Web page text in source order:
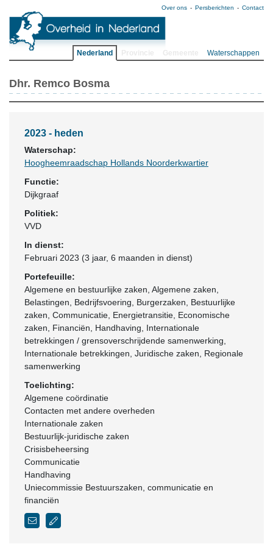
Over ons Persberichten Contact
Nederland Waterschappen
Dhr. Remco Bosma
2023 - heden
Waterschap:
Hoogheemraadschap Hollands Noorderkwartier
Functie:
Dijkgraaf
Politiek:
VVD
In dienst:
Februari 2023 (3 jaar, 6 maanden in dienst)
Portefeuille:
Algemene en bestuurlijke zaken, Algemene zaken,
Belastingen, Bedrijfsvoering, Burgerzaken, Bestuurlijke
zaken, Communicatie, Energietransitie, Economische
zaken, Financiën, Handhaving, Internationale
betrekkingen / grensoverschrijdende samenwerking,
Internationale betrekkingen, Juridische zaken, Regionale
samenwerking
Toelichting:
Algemene coördinatie
Contacten met andere overheden
Internationale zaken
Bestuurlijk-juridische zaken
Crisisbeheersing
Communicatie
Handhaving
Uniecommissie Bestuurszaken, communicatie en
financiën